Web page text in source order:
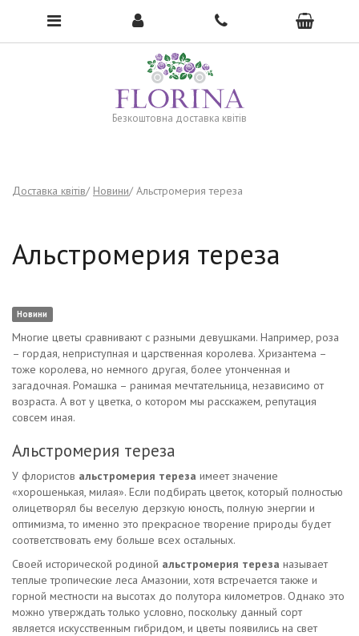
Безкоштовна доставка квітів
To open the menu, click here →
Доставка квітів Новини Альстромерия тереза
Альстромерия тереза
Новини
Многие цветы сравнивают с разными девушками. Например, роза
– гордая, неприступная и царственная королева. Хризантема –
тоже королева, но немного другая, более утонченная и
загадочная. Ромашка – ранимая мечтательница, независимо от
возраста. А вот у цветка, о котором мы расскажем, репутация
совсем иная.
Альстромерия тереза
У флористов альстромерия тереза имеет значение
«хорошенькая, милая». Если подбирать цветок, который полностью
олицетворял бы веселую дерзкую юность, полную энергии и
оптимизма, то именно это прекрасное творение природы будет
соответствовать ему больше всех остальных.
Своей исторической родиной альстромерия тереза называет
теплые тропические леса Амазонии, хотя встречается также и
горной местности на высотах до полутора километров. Однако это
можно утверждать только условно, поскольку данный сорт
является искусственным гибридом, и цветы появились на свет